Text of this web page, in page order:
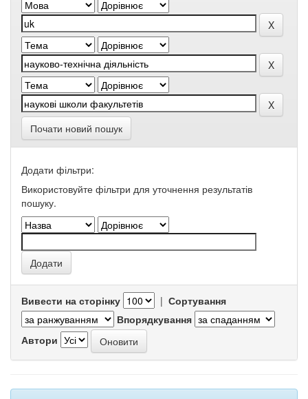
Почати новий пошук
Додати фільтри:
Використовуйте фільтри для уточнення результатів
пошуку.
Вивести на сторінку | Сортування
Впорядкування
Автори